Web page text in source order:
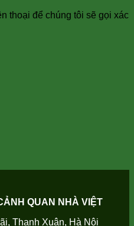
thoại để chúng tôi sẽ gọi xác
QUAN NHÀ VIỆT
Thanh Xuân, Hà Nội